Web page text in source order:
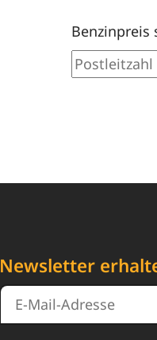
Benzinpreis
Newsletter